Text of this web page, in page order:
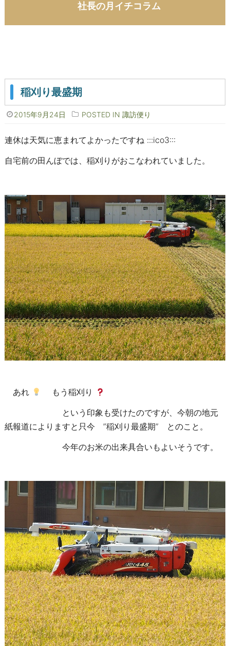
社長の月イチコラム
稲刈り最盛期
2015年9月24日 POSTED IN 諏訪便り
連休は天気に恵まれてよかったですね :::ico3:::
自宅前の田んぼでは、稲刈りがおこなわれていました。
あれ
もう稲刈り
という印象も受けたのですが、今朝の地元
紙報道によりますと只今 ”稲刈り最盛期” とのこと。
今年のお米の出来具合いもよいそうです。